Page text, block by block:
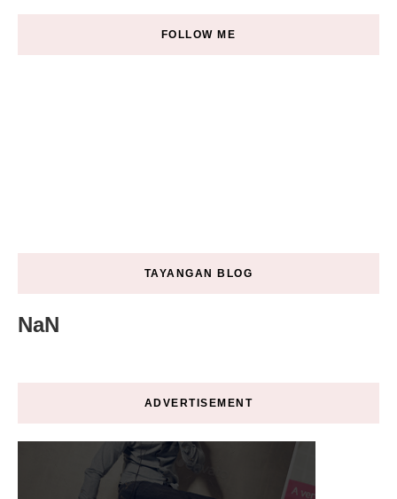
FOLLOW ME
TAYANGAN BLOG
NaN
ADVERTISEMENT